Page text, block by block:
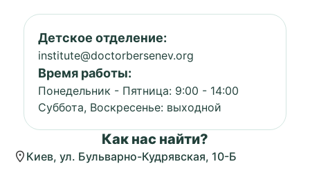
Детское отделение:
institute@doctorbersenev.org
Время работы:
Понедельник - Пятница: 9:00 - 14:00
Суббота, Воскресенье: выходной
Как нас найти?
Киев, ул. Бульварно-Кудрявская, 10-Б